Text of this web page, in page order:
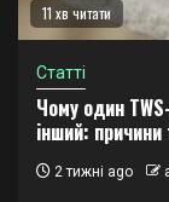
11 хв читати
Статті
Чому один
інший: причини
2 тижні ago